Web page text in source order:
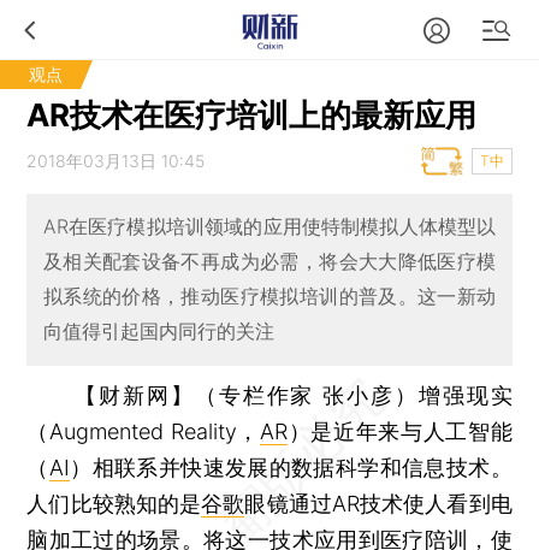
观点
AR技术在医疗培训上的最新应用
2018年03月13日 10:45 T中
AR在医疗模拟培训领域的应用使特制模拟人体模型以
及相关配套设备不再成为必需，将会大大降低医疗模
拟系统的价格，推动医疗模拟培训的普及。这一新动
向值得引起国内同行的关注
【财新网】（专栏作家 张小彦） 增强现实
（Augmented Reality， AR）是近年来与人工智能
（ AI ）相联系并快速发展的数据科学和信息技术。
人们比较熟知的是谷歌眼镜通过AR技术使人看到电
脑加工过的场景。将这一技术应用到医疗陪训，使